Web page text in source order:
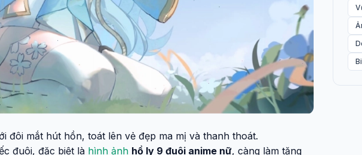
đôi mắt hút hồn, toát lên vẻ đẹp ma mị và thanh thoát.
đuôi, đặc biệt là hình ảnh hồ ly 9 đuôi anime nữ, càng làm tăng